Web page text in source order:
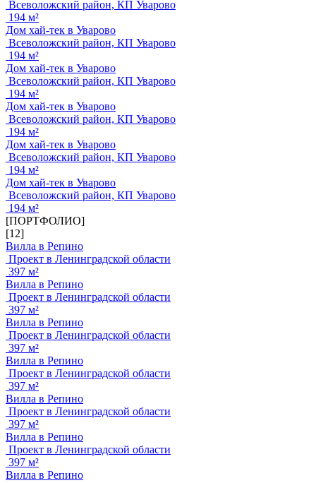
Всеволожский район, КП Уварово
194 м²
Дом хай-тек в Уварово
Всеволожский район, КП Уварово
194 м²
Дом хай-тек в Уварово
Всеволожский район, КП Уварово
194 м²
Дом хай-тек в Уварово
Всеволожский район, КП Уварово
194 м²
Дом хай-тек в Уварово
Всеволожский район, КП Уварово
194 м²
Дом хай-тек в Уварово
Всеволожский район, КП Уварово
194 м²
[ПОРТФОЛИО]
[12]
Вилла в Репино
Проект в Ленинградской области
397 м²
Вилла в Репино
Проект в Ленинградской области
397 м²
Вилла в Репино
Проект в Ленинградской области
397 м²
Вилла в Репино
Проект в Ленинградской области
397 м²
Вилла в Репино
Проект в Ленинградской области
397 м²
Вилла в Репино
Проект в Ленинградской области
397 м²
Вилла в Репино